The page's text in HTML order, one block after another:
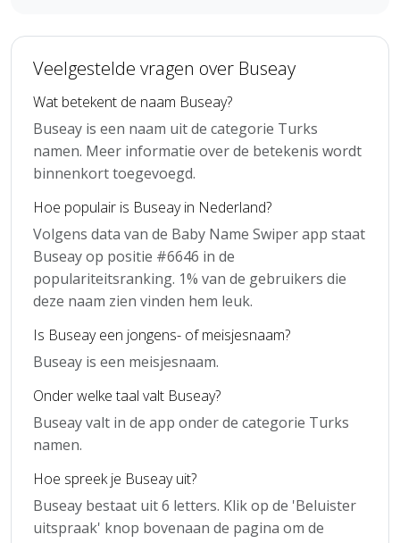
Veelgestelde vragen over Buseay
Wat betekent de naam Buseay?
Buseay is een naam uit de categorie Turks
namen. Meer informatie over de betekenis wordt
binnenkort toegevoegd.
Hoe populair is Buseay in Nederland?
Volgens data van de Baby Name Swiper app staat
Buseay op positie #6646 in de
populariteitsranking. 1% van de gebruikers die
deze naam zien vinden hem leuk.
Is Buseay een jongens- of meisjesnaam?
Buseay is een meisjesnaam.
Onder welke taal valt Buseay?
Buseay valt in de app onder de categorie Turks
namen.
Hoe spreek je Buseay uit?
Buseay bestaat uit 6 letters. Klik op de 'Beluister
uitspraak' knop bovenaan de pagina om de